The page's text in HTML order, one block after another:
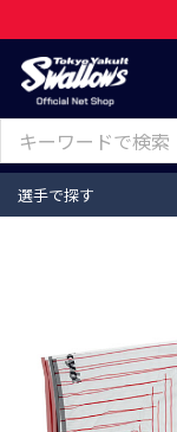
選手で探す